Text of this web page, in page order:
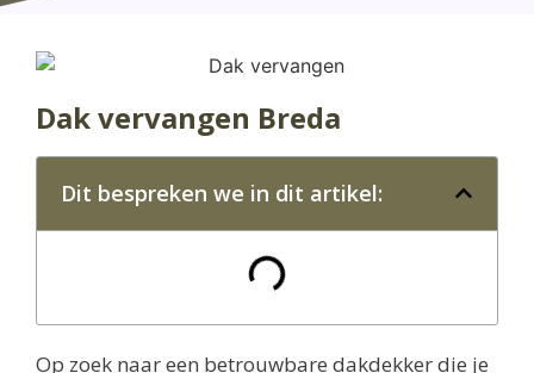
Dak vervangen Breda
Dit bespreken we in dit artikel:
Op zoek naar een betrouwbare dakdekker die je